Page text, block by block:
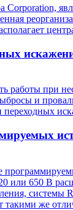
Corporation,
работы
и
переходных
650 В
такими же